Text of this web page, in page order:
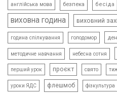
англійська мова безпека бесіда
виховна година виховний
година спілкування голодомор
методичне навчання небесна сотня
перший урок проєкт свято
уроки ЯДС флешмоб фізкультура